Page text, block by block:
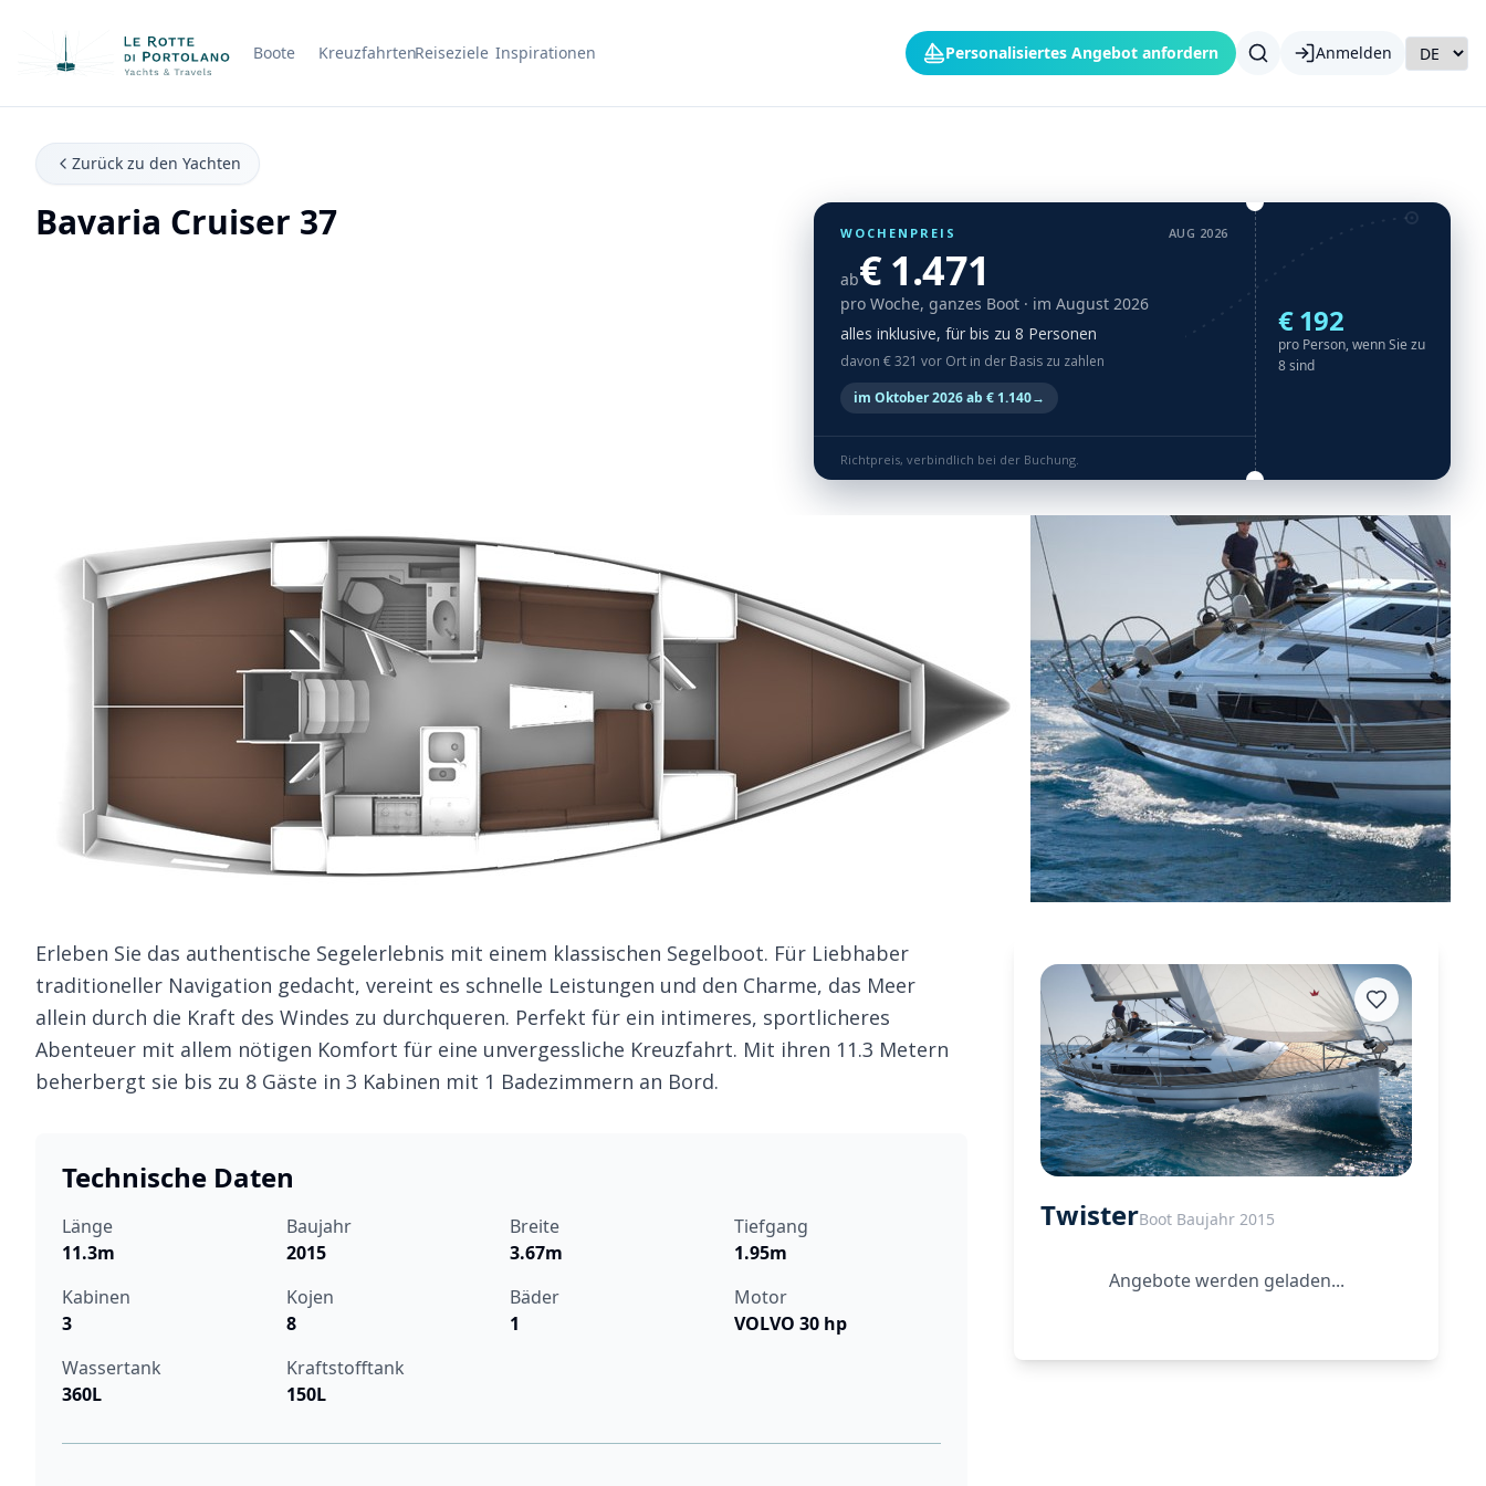
Firmenname Boote KreuzfahrtenReiseziele Inspirationen Personalisiertes Angebot anfordern Anmelden
Zurück zu den Yachten
Bavaria Cruiser 37 WOCHENPREIS AUG 2026
ab€ 1.471
pro Woche, ganzes Boot · im August 2026
alles inklusive, für bis zu 8 Personen
davon € 321 vor Ort in der Basis zu zahlen
im Oktober 2026 ab € 1.140→
Richtpreis, verbindlich bei der Buchung.
€ 192
pro Person, wenn Sie zu
8 sind
Erleben Sie das authentische Segelerlebnis mit einem klassischen Segelboot. Für Liebhaber
traditioneller Navigation gedacht, vereint es schnelle Leistungen und den Charme, das Meer
allein durch die Kraft des Windes zu durchqueren. Perfekt für ein intimeres, sportlicheres
Abenteuer mit allem nötigen Komfort für eine unvergessliche Kreuzfahrt. Mit ihren 11.3 Metern
beherbergt sie bis zu 8 Gäste in 3 Kabinen mit 1 Badezimmern an Bord.
Technische Daten
Länge
11.3m
Baujahr
2015
Breite
3.67m
Tiefgang
1.95m
Kabinen
3
Kojen
8
Bäder
1
Motor
VOLVO 30 hp
Wassertank
360L
Kraftstofftank
150L
TwisterBoot Baujahr 2015
Angebote werden geladen...